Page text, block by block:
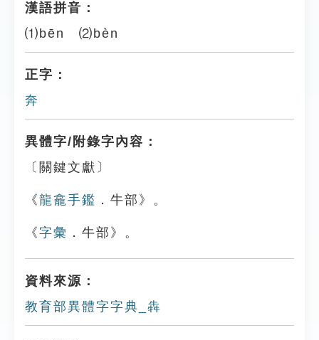
漢語拼音：
⑴bēn ⑵bèn
正字：
奔
異體字/附錄字內容：
〔關鍵文獻〕
《龍龕手鑑 ．牛部》。
《字彙 ．牛部》。
資料來源：
教育部異體字字典_犇